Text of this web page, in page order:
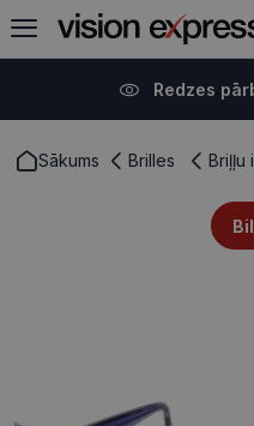
Redzes
Sākums Brilles Briļļu